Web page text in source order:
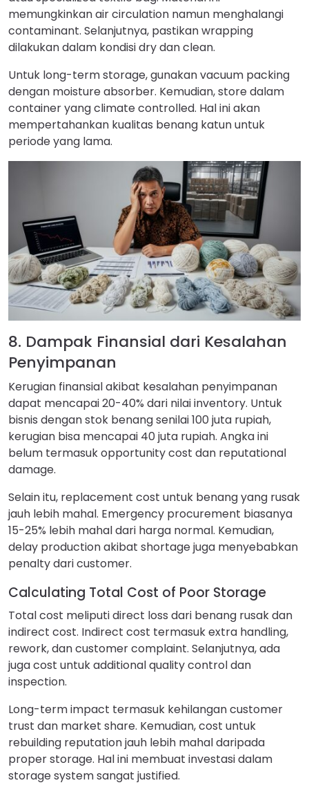
memungkinkan air circulation namun menghalangi
contaminant. Selanjutnya, pastikan wrapping
dilakukan dalam kondisi dry dan clean.
Untuk long-term storage, gunakan vacuum packing
dengan moisture absorber. Kemudian, store dalam
container yang climate controlled. Hal ini akan
mempertahankan kualitas benang katun untuk
periode yang lama.
8. Dampak Finansial dari Kesalahan
Penyimpanan
Kerugian finansial akibat kesalahan penyimpanan
dapat mencapai 20-40% dari nilai inventory. Untuk
bisnis dengan stok benang senilai 100 juta rupiah,
kerugian bisa mencapai 40 juta rupiah. Angka ini
belum termasuk opportunity cost dan reputational
damage.
Selain itu, replacement cost untuk benang yang rusak
jauh lebih mahal. Emergency procurement biasanya
15-25% lebih mahal dari harga normal. Kemudian,
delay production akibat shortage juga menyebabkan
penalty dari customer.
Calculating Total Cost of Poor Storage
Total cost meliputi direct loss dari benang rusak dan
indirect cost. Indirect cost termasuk extra handling,
rework, dan customer complaint. Selanjutnya, ada
juga cost untuk additional quality control dan
inspection.
Long-term impact termasuk kehilangan customer
trust dan market share. Kemudian, cost untuk
rebuilding reputation jauh lebih mahal daripada
proper storage. Hal ini membuat investasi dalam
storage system sangat justified.